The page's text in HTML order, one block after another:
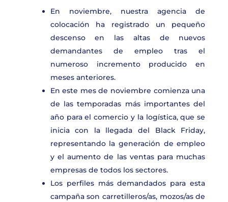
En noviembre, nuestra agencia de
colocación ha registrado un pequeño
descenso en las altas de nuevos
demandantes de empleo tras el
numeroso incremento producido en
meses anteriores.
En este mes de noviembre comienza una
de las temporadas más importantes del
año para el comercio y la logística, que se
inicia con la llegada del Black Friday,
representando la generación de empleo
y el aumento de las ventas para muchas
empresas de todos los sectores.
Los perfiles más demandados para esta
campaña son carretilleros/as, mozos/as de